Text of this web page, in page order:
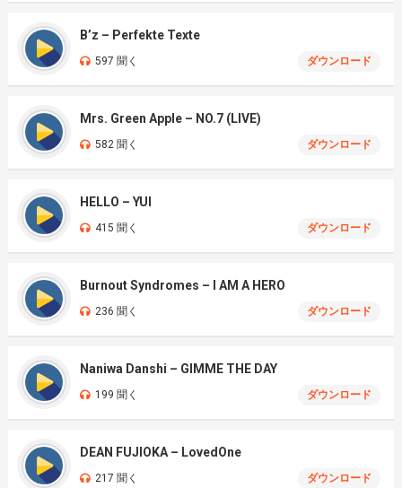
B’z – Perfekte Texte
597 聞く ダウンロード
Mrs. Green Apple – NO.7 (LIVE)
582 聞く ダウンロード
HELLO – YUI
415 聞く ダウンロード
Burnout Syndromes – I AM A HERO
236 聞く ダウンロード
Naniwa Danshi – GIMME THE DAY
199 聞く ダウンロード
DEAN FUJIOKA – LovedOne
217 聞く ダウンロード